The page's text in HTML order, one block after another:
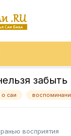
забыть
о саи
восприятия